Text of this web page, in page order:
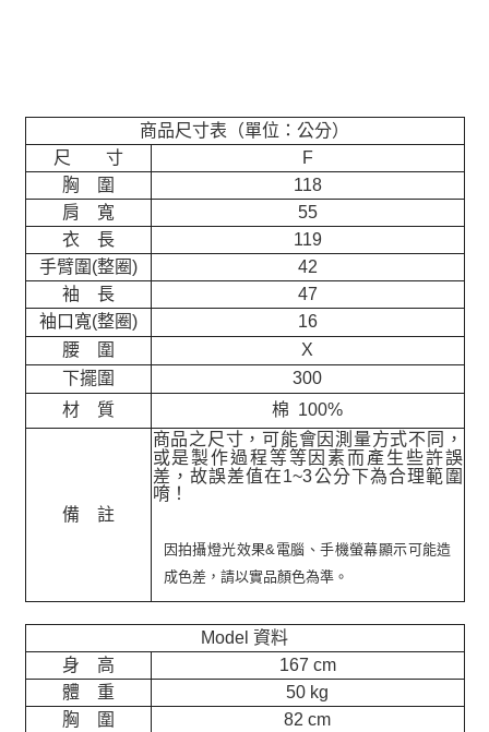
商品尺寸表（單位：公分）
尺 寸
F
胸 圍
118
肩 寬
55
衣 長
119
手臂圍(整圈)
42
袖 長
47
袖口寬(整圈)
16
腰 圍
X
下擺圍
300
材 質
棉 100%
備 註
商品之尺寸，可能會因測量方式不同，
或是製作過程等等因素而產生些許誤
差，故誤差值在1~3公分下為合理範圍
唷！
因拍攝燈光效果&電腦、手機螢幕顯示可能造
成色差，請以實品顏色為準。
Model 資料
身 高
167 cm
體 重
50 kg
胸 圍
82 cm